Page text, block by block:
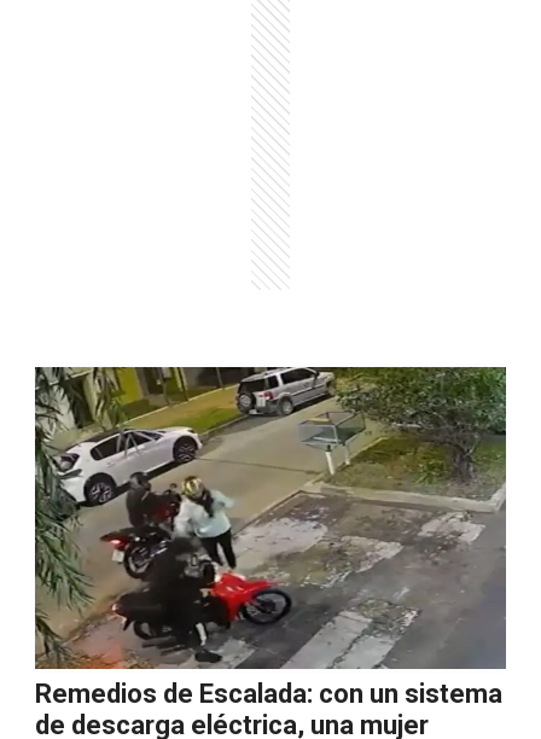
Remedios de Escalada: con un sistema
de descarga eléctrica, una mujer